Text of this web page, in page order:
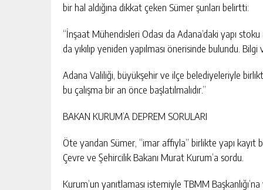
bir hal aldığına dikkat çeken Sümer şunları belirtti:
“İnşaat Mühendisleri Odası da Adana’daki yapı
da yıkılıp yeniden yapılması önerisinde bulundu.
Adana Valiliği, büyükşehir ve ilçe belediyeleriyle
bu çalışma bir an önce başlatılmalıdır.”
BAKAN KURUM’A DEPREM SORULARI
Öte yandan Sümer, “imar affıyla” birlikte yapı kayıt
Çevre ve Şehircilik Bakanı Murat Kurum’a sordu.
Kurum’un yanıtlaması istemiyle TBMM